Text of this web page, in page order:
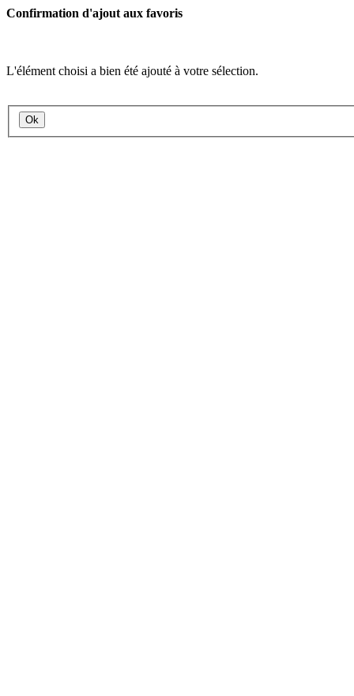
Confirmation d'ajout aux favoris
L'élément choisi a bien été ajouté à votre sélection.